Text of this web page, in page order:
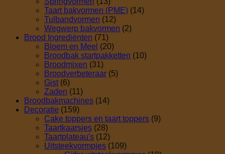
Taart bakvormen (PME) (14)
Tulbandvormen (12)
Wegwerp bakvormen (2)
Brood Ingrediënten (71)
Bloem en Meel (20)
Broodbak startpakketten (10)
Broodmixen (31)
Broodverbeteraar (5)
Gist (6)
Zaden (11)
Broodbakmachines (14)
Decoratie (159)
Cake toppers en taart toppers (9)
Taartkaarsjes (28)
Taartplateau's (12)
Uitsteekvormpjes (109)